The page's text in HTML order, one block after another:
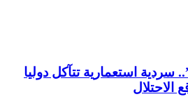
سردية استعمارية تتآكل دوليا
الاحتلال